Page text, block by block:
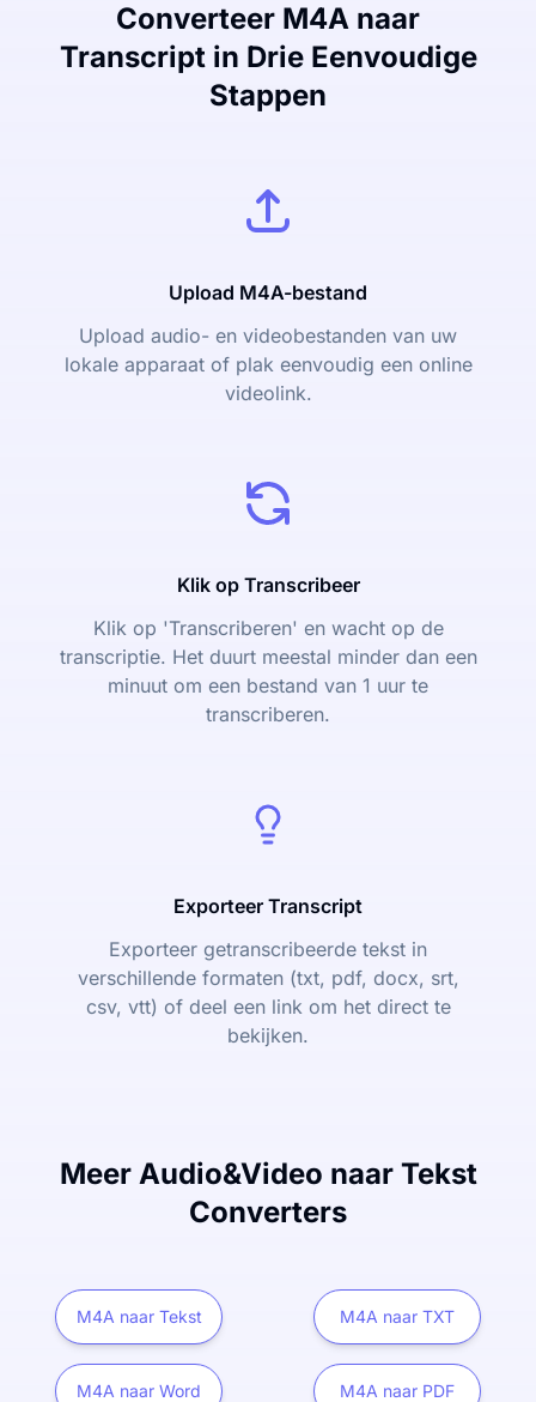
Converteer M4A naar
Transcript in Drie Eenvoudige
Stappen
Upload M4A-bestand
Upload audio- en videobestanden van uw
lokale apparaat of plak eenvoudig een online
videolink.
Klik op Transcribeer
Klik op 'Transcriberen' en wacht op de
transcriptie. Het duurt meestal minder dan een
minuut om een bestand van 1 uur te
transcriberen.
Exporteer Transcript
Exporteer getranscribeerde tekst in
verschillende formaten (txt, pdf, docx, srt,
csv, vtt) of deel een link om het direct te
bekijken.
Meer Audio&Video naar Tekst
Converters
M4A naar Tekst M4A naar TXT
M4A naar Word M4A naar PDF